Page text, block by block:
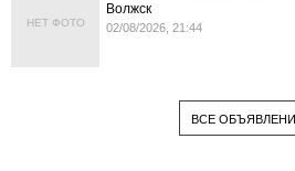
НЕТ ФОТО
Волжск
02/08/2026, 21:44
ВСЕ